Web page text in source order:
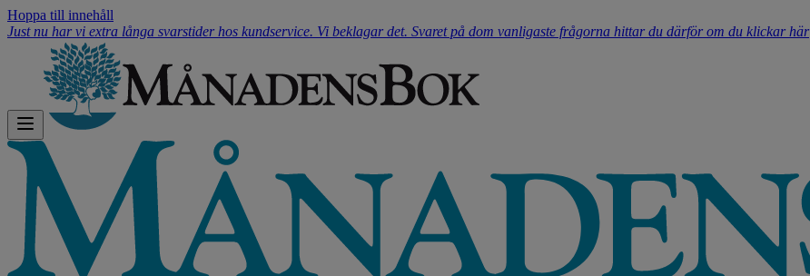
Hoppa till innehåll
Just nu har vi extra långa svarstider hos kundservice. Vi beklagar det. Svaret på dom vanligaste frågorna hittar du därför om du klickar här